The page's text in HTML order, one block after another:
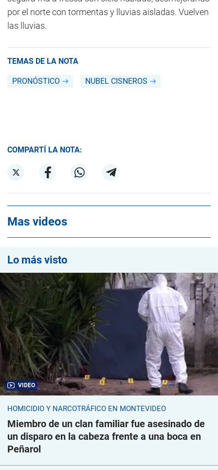
por el norte con tormentas y lluvias aisladas. Vuelven
las lluvias.
TEMAS DE LA NOTA
PRONÓSTICO NUBEL CISNEROS
COMPARTÍ LA NOTA:
Mas videos
Lo más visto
VIDEO
HOMICIDIO Y NARCOTRÁFICO EN MONTEVIDEO
Miembro de un clan familiar fue asesinado de
un disparo en la cabeza frente a una boca en
Peñarol